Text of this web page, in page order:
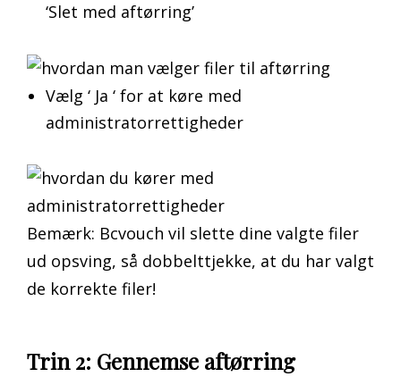
‘Slet med aftørring’
Vælg ‘ Ja ‘ for at køre med
administratorrettigheder
Bemærk: Bcvouch vil slette dine valgte filer
ud opsving, så dobbelttjekke, at du har valgt
de korrekte filer!
Trin 2: Gennemse aftørring